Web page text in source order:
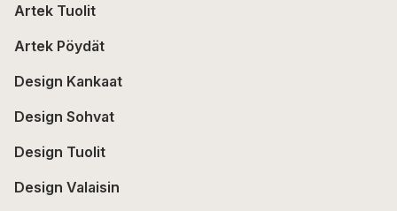
Artek Tuolit
Artek Pöydät
Design Kankaat
Design Sohvat
Design Tuolit
Design Valaisin